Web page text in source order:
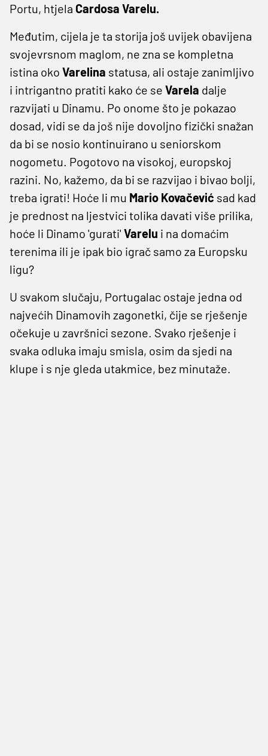
Portu, htjela Cardosa Varelu.
Međutim, cijela je ta storija još uvijek obavijena
svojevrsnom maglom, ne zna se kompletna
istina oko Varelina statusa, ali ostaje zanimljivo
i intrigantno pratiti kako će se Varela dalje
razvijati u Dinamu. Po onome što je pokazao
dosad, vidi se da još nije dovoljno fizički snažan
da bi se nosio kontinuirano u seniorskom
nogometu. Pogotovo na visokoj, europskoj
razini. No, kažemo, da bi se razvijao i bivao bolji,
treba igrati! Hoće li mu Mario Kovačević sad kad
je prednost na ljestvici tolika davati više prilika,
hoće li Dinamo 'gurati' Varelu i na domaćim
terenima ili je ipak bio igrač samo za Europsku
ligu?
U svakom slučaju, Portugalac ostaje jedna od
najvećih Dinamovih zagonetki, čije se rješenje
očekuje u završnici sezone. Svako rješenje i
svaka odluka imaju smisla, osim da sjedi na
klupe i s nje gleda utakmice, bez minutaže.